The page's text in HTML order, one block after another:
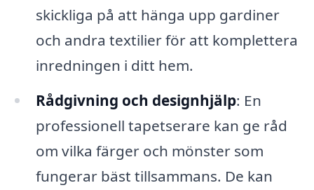
skickliga på att hänga upp gardiner
och andra textilier för att komplettera
inredningen i ditt hem.
Rådgivning och designhjälp: En
professionell tapetserare kan ge råd
om vilka färger och mönster som
fungerar bäst tillsammans. De kan